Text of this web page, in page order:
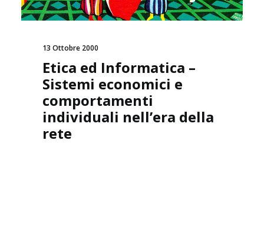
13 Ottobre 2000
Etica ed Informatica –
Sistemi economici e
comportamenti
individuali nell’era della
rete